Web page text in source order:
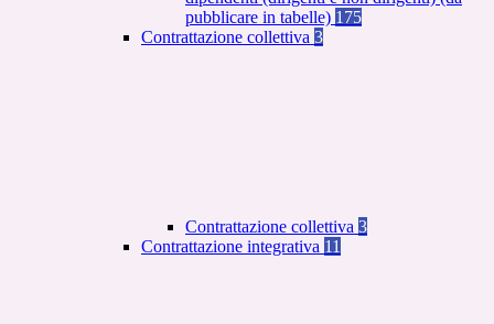
pubblicare in tabelle) 175
Contrattazione collettiva 3
Contrattazione collettiva 3
Contrattazione integrativa 11